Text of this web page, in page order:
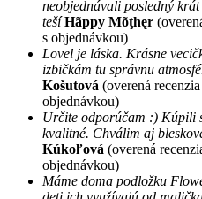
neobjednávali posledný
tešíHãppy Mõţhęr
s objednávkou)
Lovel je láska. Krásne
izbičkám tu správnu
Košutová (overená
objednávkou)
Určite odporúčam :) Kúpili
kvalitné. Chválim aj
Kúkoľová (overená
objednávkou)
Máme doma podložku